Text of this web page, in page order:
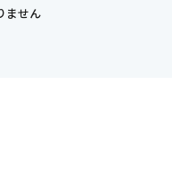
ません